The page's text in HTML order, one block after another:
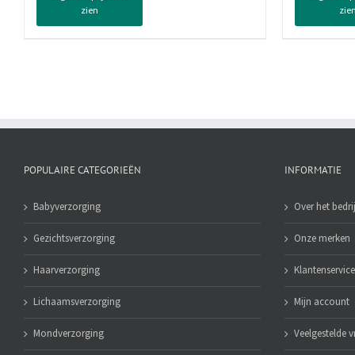
250
ml
zien
250
zien
POPULAIRE CATEGORIEËN
Babyverzorging
Gezichtsverzorging
Haarverzorging
Lichaamsverzorging
Mondverzorging
INFORMATIE
Over het
Onze merken
Klantenservice
Mijn account
Veelgestelde